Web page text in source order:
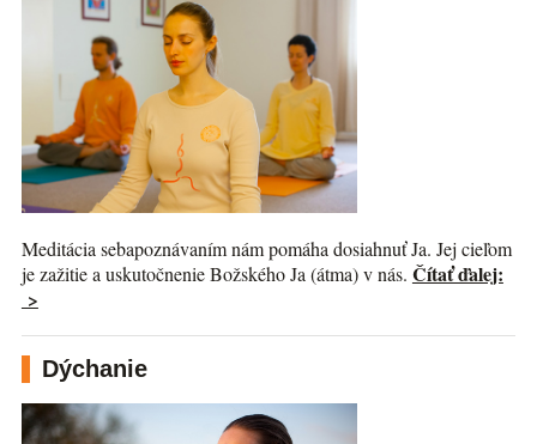
Meditácia sebapoznávaním nám pomáha dosiahnuť Ja. Jej cieľom
je zažitie a uskutočnenie Božského Ja (átma) v nás. Čítať ďalej:
>
Dýchanie